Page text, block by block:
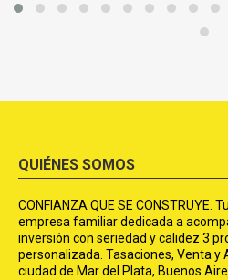
QUIÉNES SOMOS
CONFIANZA QUE SE CONSTRUYE.
empresa familiar dedicada a
inversión con seriedad y calidez 3
personalizada. Tasaciones, Venta y
ciudad de Mar del Plata, Buenos